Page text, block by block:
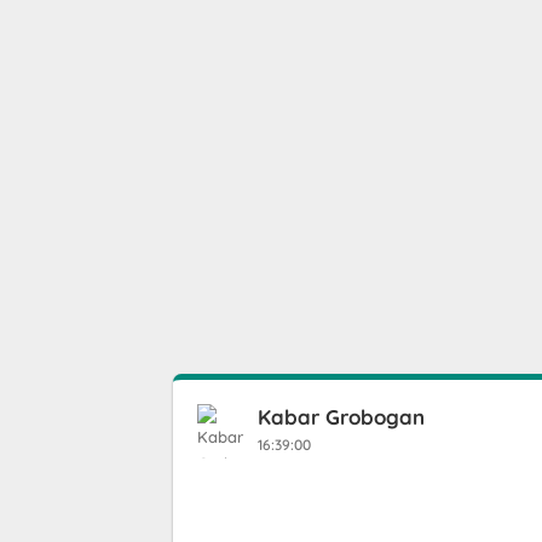
Kabar Grobogan
16:39:00